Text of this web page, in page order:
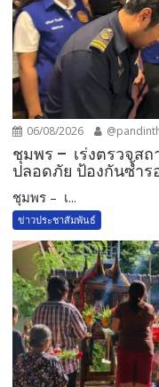
06/08/2026
ชุมพร – เร่งตรวจส
ปลอดภัย ป้องกันซ้ำ
ชุมพร – เ...
ข่าวประชาสัมพันธ์